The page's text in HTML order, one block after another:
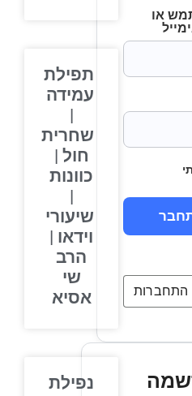
או
באמצעותGoogle
תפילת
עמידה
שחרית
חול |
כוונות
שיעורי
וידאו |
הרב
שי
אסיא
נפילת